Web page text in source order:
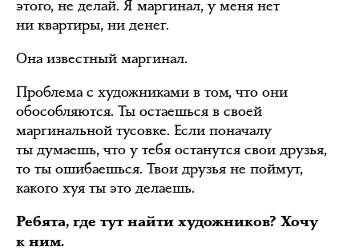
этого, не делай. Я маргинал, у меня нет
ни квартиры, ни денег.
Она известный маргинал.
Проблема с художниками в том, что они
обособляются. Ты остаешься в своей
маргинальной тусовке. Если поначалу
ты думаешь, что у тебя останутся свои друзья,
то ты ошибаешься. Твои друзья не поймут,
какого хуя ты это делаешь.
Ребята, где тут найти художников? Хочу
к ним.